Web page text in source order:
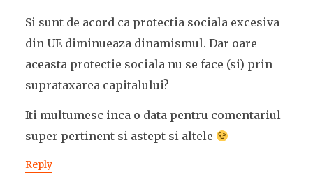
Si sunt de acord ca protectia sociala excesiva
din UE diminueaza dinamismul. Dar oare
aceasta protectie sociala nu se face (si) prin
suprataxarea capitalului?
Iti multumesc inca o data pentru comentariul
super pertinent si astept si altele
Reply